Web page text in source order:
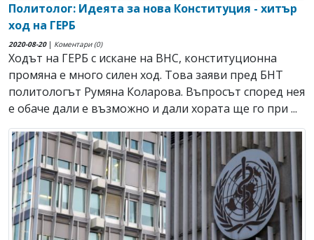
Политолог: Идеята за нова Конституция - хитър
ход на ГЕРБ
2020-08-20| Коментари (0)
Ходът на ГЕРБ с искане на ВНС, конституционна
промяна е много силен ход. Това заяви пред БНТ
политологът Румяна Коларова. Въпросът според нея
е обаче дали е възможно и дали хората ще го при ...